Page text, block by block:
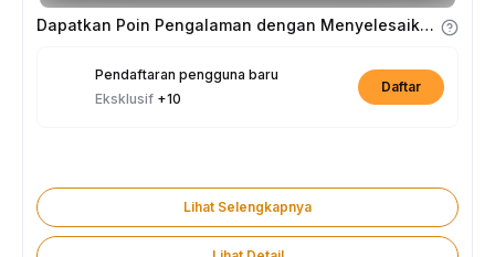
minggunya.
Dapatkan Poin Pengalaman dengan Menyelesaikan Tugas
Pendaftaran pengguna baru
Eksklusif +10
Daftar
Lihat Selengkapnya